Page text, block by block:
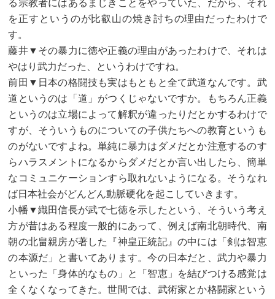
る宗教者にはあるまじきことをやっていた、だから、それ
を正すというのが比叡山の焼き討ちの理由だったわけで
す。
藤井▼その暴力に徳や正義の理由があったわけで、それは
やはり武力だった、というわけですね。
前田▼日本の格闘技も実はもともと全て武道なんです。武
道というのは「道」がつくじゃないですか。もちろん正義
というのは立場によって解釈が違ったりだとかするわけで
すが、そういうものについての子供たちへの教育というも
のがないですよね。単純に暴力はダメだとか注意するのす
らハラスメントになるからダメだとか言い出したら、簡単
なコミュニケーションすら取れないようになる。そうなれ
ば日本社会がどんどん動脈硬化を起こしていきます。
小幡▼織田信長が武で七徳を示したという、そういう考え
方が昔はある程度一般的にあって、例えば南北朝時代、南
朝の北畠親房が著した『神皇正統記』の中には「剣は智恵
の本源だ」と書いてあります。今の日本だと、武力や暴力
といった「身体的なもの」と「智恵」を結びつける感覚は
全くなくなってきた。世間では、武術家とか格闘家という